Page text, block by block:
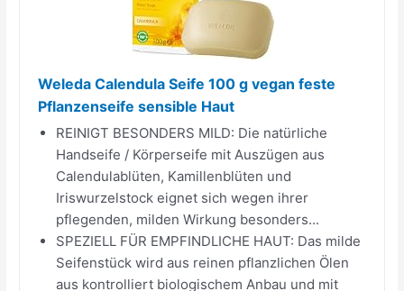
Weleda Calendula Seife 100 g vegan feste
Pflanzenseife sensible Haut
REINIGT BESONDERS MILD: Die natürliche
Handseife / Körperseife mit Auszügen aus
Calendulablüten, Kamillenblüten und
Iriswurzelstock eignet sich wegen ihrer
pflegenden, milden Wirkung besonders...
SPEZIELL FÜR EMPFINDLICHE HAUT: Das milde
Seifenstück wird aus reinen pflanzlichen Ölen
aus kontrolliert biologischem Anbau und mit